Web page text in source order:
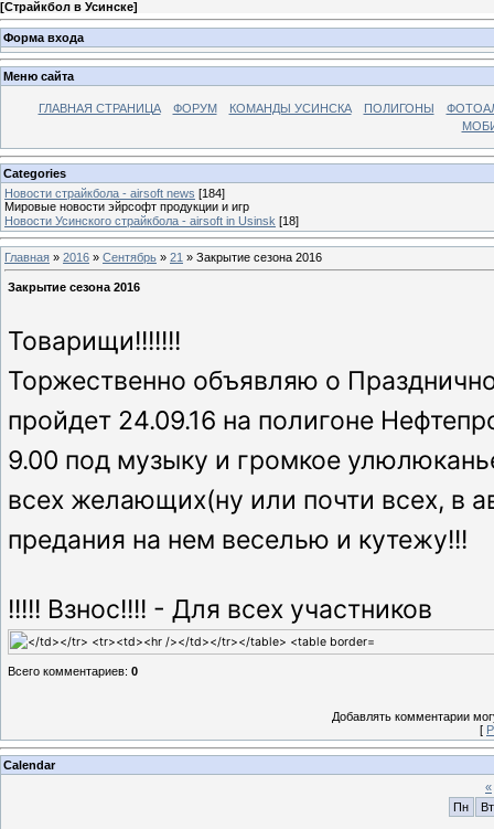
[Страйкбол в Усинске]
Форма входа
Меню сайта
ГЛАВНАЯ СТРАНИЦА ФОРУМ КОМАНДЫ УСИНСКА ПОЛИГОНЫ
Categories
Новости страйкбола - airsoft news [184]
Мировые новости эйрсофт продукции и игр
Новости Усинского страйкбола - airsoft in Usinsk [18]
Главная » 2016 » Сентябрь » 21 » Закрытие сезона 2016
Закрытие сезона 2016
Товарищи!!!!!!!
Торжественно объявляю о
пройдет 24.09.16 на полигоне
9.00 под музыку и громкое
всех желающих(ну или почти всех, в
предания на нем веселью и кутежу!!!
!!!!! Взнос!!!! - Для всех участников
Всего комментариев: 0
Добавлять комментарии
[
Calendar
«
Пн
Вт